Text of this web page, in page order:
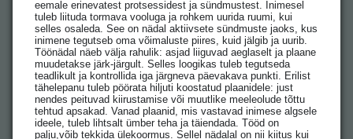
eemale erinevatest protsessidest ja sündmustest. Inimesel
tuleb liituda tormava vooluga ja rohkem uurida ruumi, kui
selles osaleda. See on nädal aktiivsete sündmuste jaoks, kus
inimene tegutseb oma võimaluste piires, kuid jälgib ja uurib.
Töönädal näeb välja rahulik: asjad liiguvad aeglaselt ja plaane
muudetakse järk-järgult. Selles loogikas tuleb tegutseda
teadlikult ja kontrollida iga järgneva päevakava punkti. Erilist
tähelepanu tuleb pöörata hiljuti koostatud plaanidele: just
nendes peituvad kiirustamise või muutlike meeleolude tõttu
tehtud apsakad. Vanad plaanid, mis vastavad inimese algsele
ideele, tuleb lihtsalt ümber teha ja täiendada. Tööd on
palju,võib tekkida ülekoormus. Sellel nädalal on nii kiitus kui